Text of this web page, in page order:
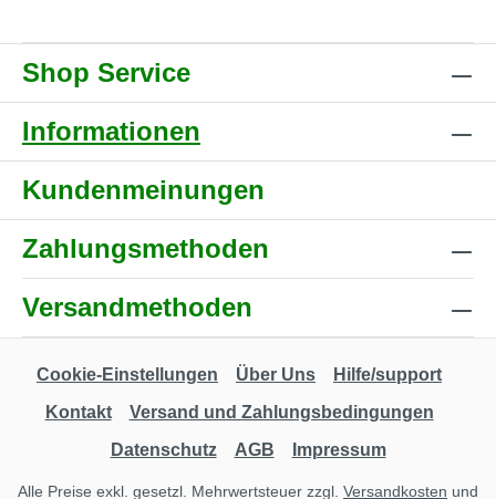
Shop Service
Informationen
Kundenmeinungen
Zahlungsmethoden
Versandmethoden
Cookie-Einstellungen Über Uns
Hilfe/support
Kontakt
Versand und Zahlungsbedingungen
Datenschutz
AGB Impressum
Alle Preise exkl. gesetzl. Mehrwertsteuer zzgl. Versandkosten und